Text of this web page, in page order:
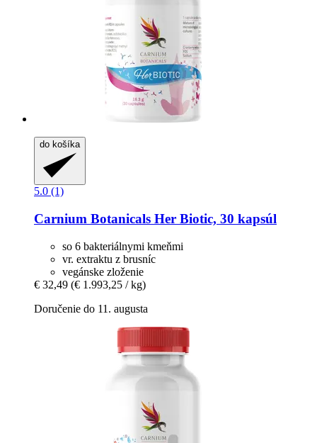
do košíka
5.0 (1)
Carnium Botanicals Her Biotic, 30 kapsúl
so 6 bakteriálnymi kmeňmi
vr. extraktu z brusníc
vegánske zloženie
€ 32,49 (€ 1.993,25 / kg)
Doručenie do 11. augusta